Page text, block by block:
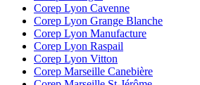
Corep Lyon Cavenne
Corep Lyon Grange Blanche
Corep Lyon Manufacture
Corep Lyon Raspail
Corep Lyon Vitton
Corep Marseille Canebière